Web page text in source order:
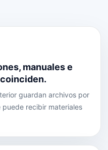
manuales e
guardan archivos por
recibir materiales